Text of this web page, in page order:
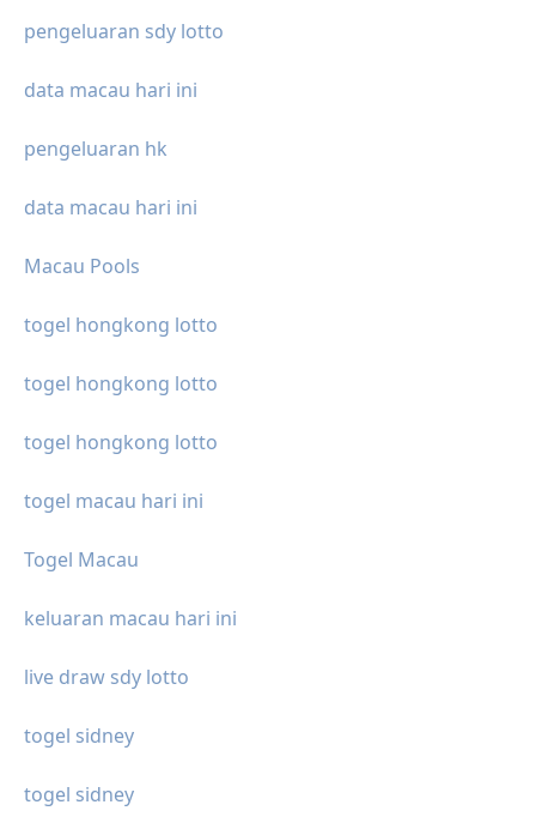
pengeluaran sdy lotto
data macau hari ini
pengeluaran hk
data macau hari ini
Macau Pools
togel hongkong lotto
togel hongkong lotto
togel hongkong lotto
togel macau hari ini
Togel Macau
keluaran macau hari ini
live draw sdy lotto
togel sidney
togel sidney